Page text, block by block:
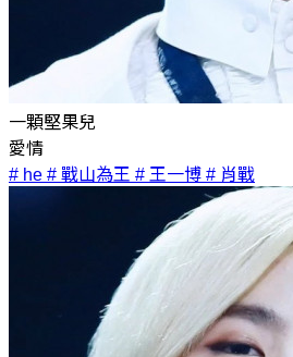
一顆堅果兒
愛情
# he # 戰山為王 # 王一博 # 肖戰